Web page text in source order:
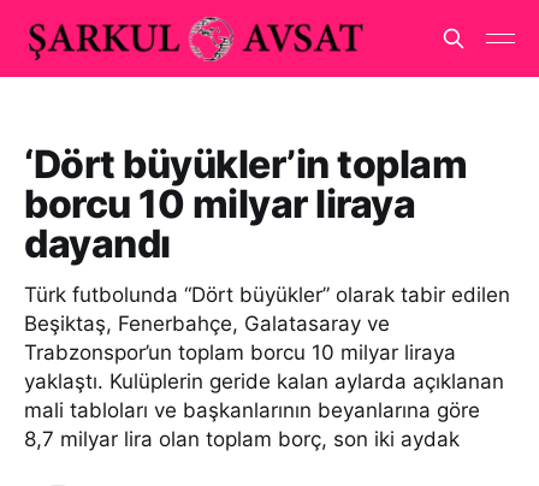
‘Dört büyükler’in toplam
borcu 10 milyar liraya
dayandı
Türk futbolunda “Dört büyükler” olarak tabir edilen
Beşiktaş, Fenerbahçe, Galatasaray ve
Trabzonspor’un toplam borcu 10 milyar liraya
yaklaştı. Kulüplerin geride kalan aylarda açıklanan
mali tabloları ve başkanlarının beyanlarına göre
8,7 milyar lira olan toplam borç, son iki aydak